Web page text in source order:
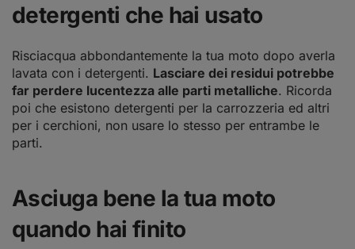
detergenti che hai usato
Risciacqua abbondantemente la tua moto dopo averla
lavata con i detergenti. Lasciare dei residui potrebbe
far perdere lucentezza alle parti metalliche. Ricorda
poi che esistono detergenti per la carrozzeria ed altri
per i cerchioni, non usare lo stesso per entrambe le
parti.
Asciuga bene la tua moto
quando hai finito